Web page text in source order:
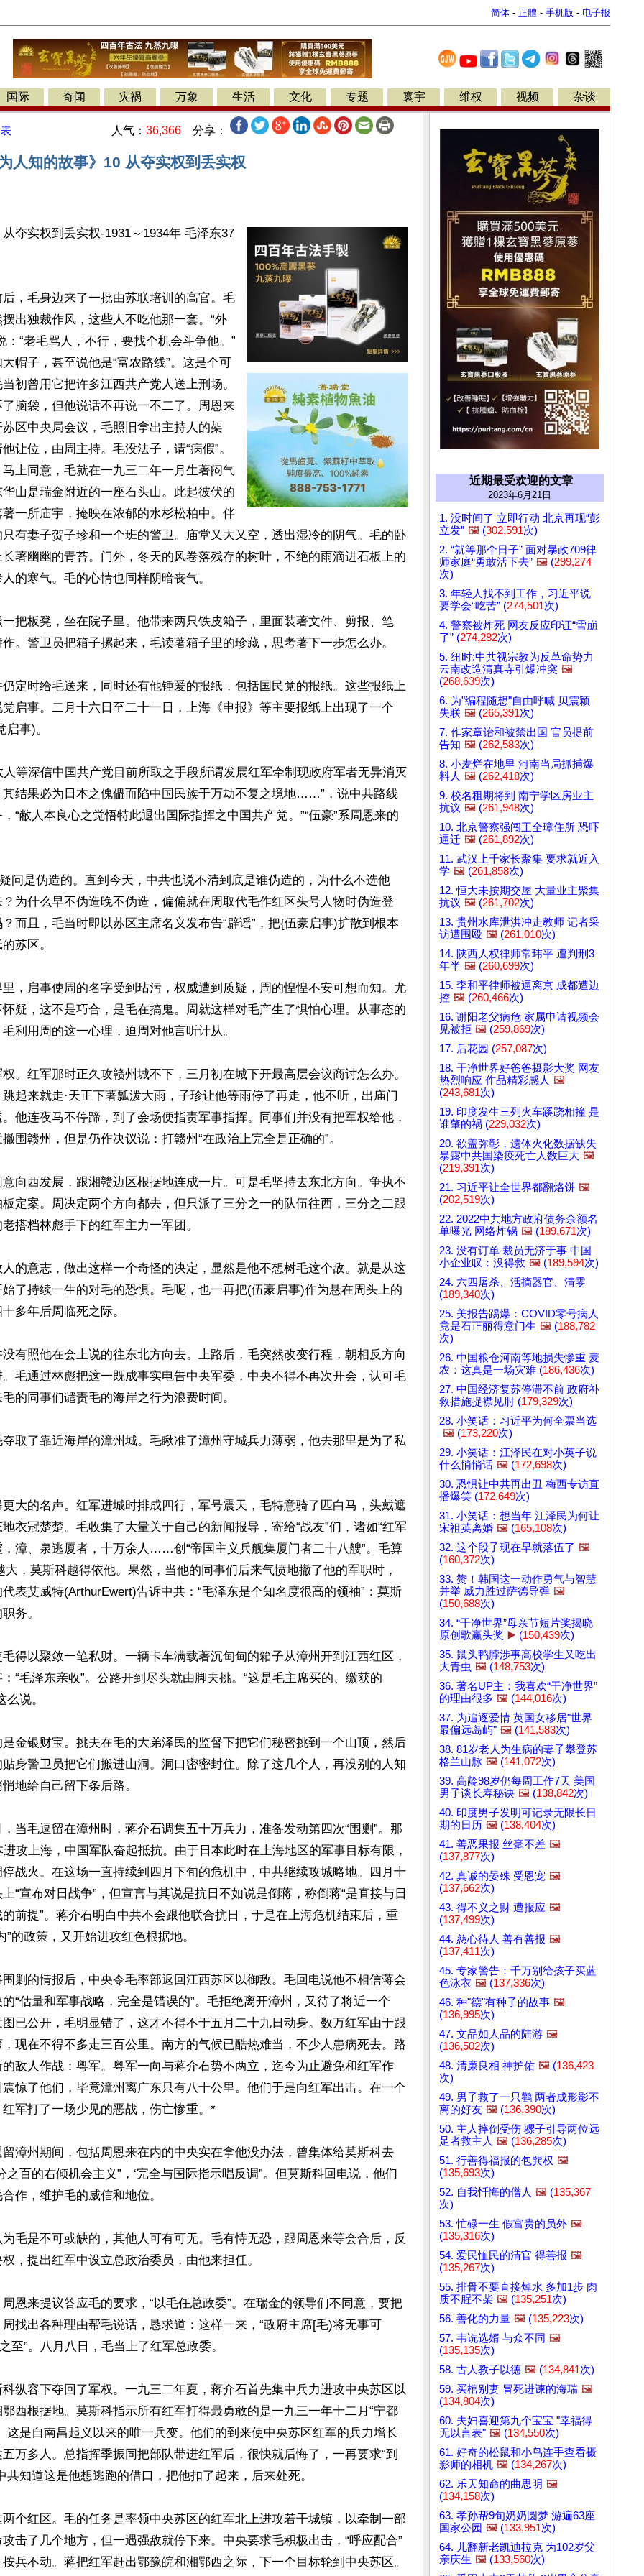
简体 - 正體 - 手机版 - 电子报
国际 奇闻 灾祸 万象 生活 文化 专题 寰宇 维权 视频 杂谈
人气： 36,366 分享：
人知的故事》10 从夺实权到丢实权
夺实权到丢实权-1931～1934年 毛泽东37
，毛身边来了一批由苏联培训的高官。毛
出独裁作风，这些人不吃他那一套。“外
：“老毛骂人，不行，要找个机会斗争他。”
帽子，甚至说他是“富农路线”。这是个可
初曾用它把许多江西共产党人送上刑场。
脑袋，但他说话不再说一不二了。周恩来
区中央局会议，毛照旧拿出主持人的架
让位，由周主持。毛没法子，请“病假”。
上同意，毛就在一九三二年一月生著闷气
山是瑞金附近的一座石头山。此起彼伏的
一所庙宇，掩映在浓郁的水杉松柏中。伴
有妻子贺子珍和一个班的警卫。庙堂又大又空，透出湿冷的阴气。毛的卧
著幽幽的青苔。门外，冬天的风卷落残存的树叶，不绝的雨滴进石板上的
的寒气。毛的心情也同样阴暗丧气。
把板凳，坐在院子里。他带来两只铁皮箱子，里面装著文件、剪报、笔
。警卫员把箱子摞起来，毛读著箱子里的珍藏，思考著下一步怎么办。
定时给毛送来，同时还有他锺爱的报纸，包括国民党的报纸。这些报纸上
启事。二月十六日至二十一日，上海《申报》等主要报纸上出现了一个
事)。
人等深信中国共产党目前所取之手段所谓发展红军牵制现政府军者无异消灭
其结果必为日本之傀儡而陷中国民族于万劫不复之境地……”，说中共路线
“敝人本良心之觉悟特此退出国际指挥之中国共产党。”“伍豪”系周恩来的
问是伪造的。直到今天，中共也说不清到底是谁伪造的，为什么不选他
为什么早不伪造晚不伪造，偏偏就在周取代毛作红区头号人物时伪造登
而且，毛当时即以苏区主席名义发布告“辟谣”，把{伍豪启事)扩散到根本
苏区。
，启事使周的名字受到玷污，权威遭到质疑，周的惶惶不安可想而知。尤
疑，这不是巧合，是毛在搞鬼。周就这样对毛产生了惧怕心理。从事态的
利用周的这一心理，迫周对他言听计从。
。红军那时正久攻赣州城不下，三月初在城下开最高层会议商讨怎么办。
起来就走·天正下著瓢泼大雨，子珍让他等雨停了再走，他不听，出庙门
他连夜马不停蹄，到了会场便指责军事指挥。同事们并没有把军权给他，
围赣州，但是仍作决议说：打赣州“在政治上完全是正确的”。
向西发展，跟湘赣边区根据地连成一片。可是毛坚持去东北方向。争执不
定案。周决定两个方向都去，但只派了三分之一的队伍往西，三分之二跟
搭档林彪手下的红军主力一军团。
的意志，做出这样一个奇怪的决定，显然是他不想树毛这个敌。就是从这
了持续一生的对毛的恐惧。毛呢，也一再把(伍豪启事)作为悬在周头上的
多年后周临死之际。
有照他在会上说的往东北方向去。上路后，毛突然改变行程，朝相反方向
毛通过林彪把这一既成事实电告中央军委，中央不得不再次开会，认可毛
的同事们谴责毛的海岸之行为浪费时间。
取了靠近海岸的漳州城。毛瞅准了漳州守城兵力薄弱，他去那里是为了私
大的名声。红军进城时排成四行，军号震天，毛特意骑了匹白马，头戴遮
衣冠楚楚。毛收集了大量关于自己的新闻报导，寄给“战友”们，诸如“红军
漳、泉逃厦者，十万余人……创“帝国主义兵舰集厦门者二十八艘”。毛算
大，莫斯科越得依他。果然，当他的同事们后来气愤地撤了他的军职时，
表艾威特(ArthurEwert)告诉中共：“毛泽东是个知名度很高的领袖”：莫斯
务。
得以聚敛一笔私财。一辆卡车满载著沉甸甸的箱子从漳州开到江西红区，
“毛泽东亲收”。公路开到尽头就由脚夫挑。“这是毛主席买的、缴获的
么说。
金银财宝。挑夫在毛的大弟泽民的监督下把它们秘密挑到一个山顶，然后
身警卫员把它们搬进山洞。洞口密密封住。除了这几个人，再没别的人知
地给自己留下条后路。
当毛逗留在漳州时，蒋介石调集五十万兵力，准备发动第四次“围剿”。那
进攻上海，中国军队奋起抵抗。由于日本此时在上海地区的军事目标有限，
战火。在这场一直持续到四月下旬的危机中，中共继续攻城略地。四月十
“宣布对日战争”，但宣言与其说是抗日不如说是倒蒋，称倒蒋“是直接与日
前提”。蒋介石明白中共不会跟他联合抗日，于是在上海危机结束后，重
”的政策，又开始进攻红色根据地。
剿的情报后，中央令毛率部返回江西苏区以御敌。毛回电说他不相信蒋会
“估量和军事战略，完全是错误的”。毛拒绝离开漳州，又待了将近一个
已公开，毛明显错了，这才不得不于五月二十九日动身。数万红军由于跟
现在不得不多走三百公里。南方的气候已酷热难当，不少人患病死去。路
敌人作战：粤军。粤军一向与蒋介石势不两立，迄今为止避免和红军作
惊了他们，毕竟漳州离广东只有八十公里。他们于是向红军出击。在一个
军打了一场少见的恶战，伤亡惨重。*
漳州期间，包括周恩来在内的中央实在拿他没办法，曾集体给莫斯科去
之百的右倾机会主义”，‘完全与国际指示唱反调”。但莫斯科回电说，他们
作，维护毛的威信和地位。
毛是不可或缺的，其他人可有可无。毛有恃无恐，跟周恩来等会合后，反
，提出红军中设立总政治委员，由他来担任。
恩来提议答应毛的要求，“以毛任总政委”。在瑞金的领导们不同意，要把
找出各种理由帮毛说话，恳求道：这样一来，“政府主席[毛)将无事可
至”。八月八日，毛当上了红军总政委。
纵容下夺回了军权。一九三二年夏，蒋介石首先集中兵力进攻中央苏区以
西根据地。莫斯科指示所有红军打得最勇敢的是一九三一年十二月“宁都
这是自南昌起义以来的唯一兵变。他们的到来使中央苏区红军的兵力增长
万多人。总指挥季振同把部队带进红军后，很快就后悔了，一再要求“到
共知道这是他想逃跑的借口，把他扣了起来，后来处死。
个红区。毛的任务是率领中央苏区的红军北上进攻若干城镇，以牵制一部
击了几个地方，但一遇强敌就停下来。中央要求毛积极出击，“呼应配合”
兵不动。蒋把红军赶出鄂豫皖和湘鄂西之际，下一个目标轮到中央苏区。
近期最受欢迎的文章
2023年6月21日
1. 没时间了 立即行动 北京再现“彭
立发” 🖼️ (302,591次)
2. “就等那个日子” 面对暴政709律
师家庭“勇敢活下去” 🖼️ (299,274
次)
3. 年轻人找不到工作，习近平说
要学会“吃苦” (274,501次)
4. 警察被炸死 网友反应印证“雪崩
了” (274,282次)
5. 纽时:中共视宗教为反革命势力
云南改造清真寺引爆冲突 🖼️
(268,639次)
6. 为"编程随想"自由呼喊 贝震颖
失联 🖼️ (265,391次)
7. 作家章诒和被禁出国 官员提前
告知 🖼️ (262,583次)
8. 小麦烂在地里 河南当局抓捕爆
料人 🖼️ (262,418次)
9. 校名租期将到 南宁学区房业主
抗议 🖼️ (261,948次)
10. 北京警察强闯王全璋住所 恐吓
逼迁 🖼️ (261,892次)
11. 武汉上千家长聚集 要求就近入
学 🖼️ (261,858次)
12. 恒大未按期交屋 大量业主聚集
抗议 🖼️ (261,702次)
13. 贵州水库泄洪冲走教师 记者采
访遭围殴 🖼️ (261,010次)
14. 陕西人权律师常玮平 遭判刑3
年半 🖼️ (260,699次)
15. 李和平律师被逼离京 成都遭边
控 🖼️ (260,466次)
16. 谢阳老父病危 家属申请视频会
见被拒 🖼️ (259,869次)
17. 后花园 (257,087次)
18. 干净世界好爸爸摄影大奖 网友
热烈响应 作品精彩感人 🖼️
(243,681次)
19. 印度发生三列火车蹊跷相撞 是
谁肇的祸 (229,032次)
20. 欲盖弥彰，遗体火化数据缺失
暴露中共国染疫死亡人数巨大 🖼️
(219,391次)
21. 习近平让全世界都翻烙饼 🖼️
(202,519次)
22. 2022中共地方政府债务余额名
单曝光 网络炸锅 🖼️ (189,671次)
23. 没有订单 裁员无济于事 中国
小企业叹：没得救 🖼️ (189,594次)
24. 六四屠杀、活摘器官、清零
(189,340次)
25. 美报告踢爆：COVID零号病人
竟是石正丽得意门生 🖼️ (188,782
次)
26. 中国粮仓河南等地损失惨重 麦
农：这真是一场灾难 (186,436次)
27. 中国经济复苏停滞不前 政府补
救措施捉襟见肘 (179,329次)
28. 小笑话：习近平为何全票当选
🖼️ (173,220次)
29. 小笑话：江泽民在对小英子说
什么悄悄话 🖼️ (172,698次)
30. 恐惧让中共再出丑 梅西专访直
播爆笑 (172,649次)
31. 小笑话：想当年 江泽民为何让
宋祖英离婚 🖼️ (165,108次)
32. 这个段子现在早就落伍了 🖼️
(160,372次)
33. 赞！韩国这一动作勇气与智慧
并举 威力胜过萨德导弹 🖼️
(150,688次)
34. “干净世界”母亲节短片奖揭晓
原创歌赢头奖 ▶️ (150,439次)
35. 鼠头鸭脖涉事高校学生又吃出
大青虫 🖼️ (148,753次)
36. 著名UP主：我喜欢“干净世界”
的理由很多 🖼️ (144,016次)
37. 为追逐爱情 英国女移居"世界
最偏远岛屿" 🖼️ (141,583次)
38. 81岁老人为生病的妻子攀登苏
格兰山脉 🖼️ (141,072次)
39. 高龄98岁仍每周工作7天 美国
男子谈长寿秘诀 🖼️ (138,842次)
40. 印度男子发明可记录无限长日
期的日历 🖼️ (138,404次)
41. 善恶果报 丝毫不差 🖼️
(137,877次)
42. 真诚的晏殊 受恩宠 🖼️
(137,662次)
43. 得不义之财 遭报应 🖼️
(137,499次)
44. 慈心待人 善有善报 🖼️
(137,411次)
45. 专家警告：千万别给孩子买蓝
色泳衣 🖼️ (137,336次)
46. 种"德"有种子的故事 🖼️
(136,995次)
47. 文品如人品的陆游 🖼️
(136,502次)
48. 清廉良相 神护佑 🖼️ (136,423
次)
49. 男子救了一只鹳 两者成形影不
离的好友 🖼️ (136,390次)
50. 主人摔倒受伤 骡子引导两位远
足者救主人 🖼️ (136,285次)
51. 行善得福报的包巽权 🖼️
(135,693次)
52. 自我忏悔的僧人 🖼️ (135,367
次)
53. 忙碌一生 假富贵的员外 🖼️
(135,316次)
54. 爱民恤民的清官 得善报 🖼️
(135,267次)
55. 排骨不要直接焯水 多加1步 肉
质不腥不柴 🖼️ (135,251次)
56. 善化的力量 🖼️ (135,223次)
57. 韦诜选婿 与众不同 🖼️
(135,135次)
58. 古人教子以德 🖼️ (134,841次)
59. 买棺别妻 冒死进谏的海瑞 🖼️
(134,804次)
60. 夫妇喜迎第九个宝宝 "幸福得
无以言表" 🖼️ (134,550次)
61. 好奇的松鼠和小鸟连手查看摄
影师的相机 🖼️ (134,267次)
62. 乐天知命的曲思明 🖼️
(134,158次)
63. 孝孙帮9旬奶奶圆梦 游遍63座
国家公园 🖼️ (133,951次)
64. 儿翻新老凯迪拉克 为102岁父
亲庆生 🖼️ (133,560次)